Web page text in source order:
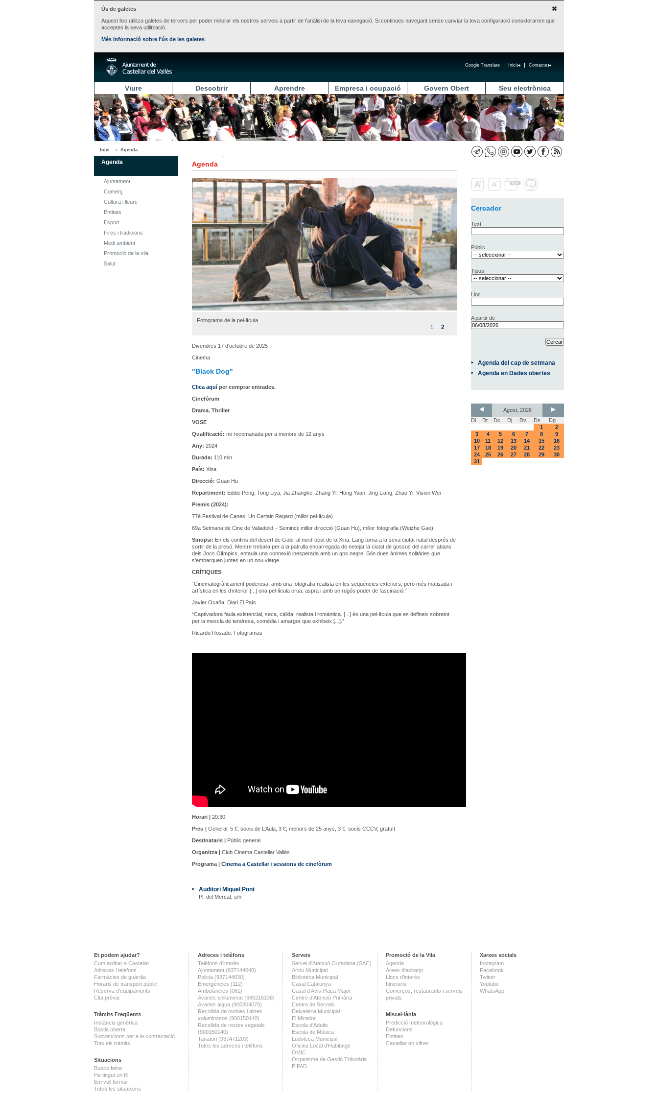
Ús de galetes
Aquest lloc utilitza galetes de tercers per poder millorar els nostres serveis a partir de l'anàlisi de la teva navegació. Si continues navegant sense canviar la teva configuració considerarem que
acceptes la seva utilització.
Més informació sobre l'ús de les galetes
Contacte
Inici
Google Translate
Viure Descobrir Aprendre Empresa i ocupació Govern Obert Seu electrònica
Inici Agenda
Agenda
Ajuntament
Comerç
Cultura i lleure
Entitats
Esport
Fires i tradicions
Medi ambient
Promoció de la vila
Salut
Agenda
Fotograma de la pel·lícula.
1
2
Divendres 17 d'octubre de 2025
Cinema
"Black Dog"
Clica aquí per comprar entrades.
Cinefòrum
Drama. Thriller
VOSE
Qualificació: no recomanada per a menors de 12 anys
Any: 2024
Durada: 110 min
País: Xina
Direcció: Guan Hu
Repartiment: Eddie Peng, Tong Liya, Jia Zhangke, Zhang Yi, Hong Yuan, Jing Liang, Zhao Yi, Vision Wei
Premis (2024):
77è Festival de Canes: Un Certain Regard (millor pel·lícula)
69a Setmana de Cine de Valladolid – Seminci: millor direcció (Guan Hu), millor fotografia (Weizhe Gao)
Sinopsi: En els confins del desert de Gobi, al nord-oest de la Xina, Lang torna a la seva ciutat natal després de
sortir de la presó. Mentre treballa per a la patrulla encarregada de netejar la ciutat de gossos del carrer abans
dels Jocs Olímpics, entaula una connexió inesperada amb un gos negre. Són dues ànimes solitàries que
s’embarquen juntes en un nou viatge.
CRÍTIQUES
“Cinematogràficament poderosa, amb una fotografia realista en les seqüències exteriors, però més matisada i
artística en les d’interior [...] una pel·lícula crua, aspra i amb un rugós poder de fascinació.”
Javier Ocaña: Diari El País
“Captivadora faula existencial, seca, càlida, realista i romàntica. [...] és una pel·lícula que es defineix sobretot
per la mescla de tendresa, comèdia i amargor que exhibeix [...].”
Ricardo Rosado: Fotogramas
Horari | 20:30
Preu | General, 5 €; socis de L’Aula, 3 €; menors de 25 anys, 3 €; socis CCCV, gratuït
Destinataris | Públic general
Organitza | Club Cinema Castellar Vallès
Programa | Cinema a Castellari sessions de cinefòrum
Auditori Miquel Pont
Pl. del Mercat, s/n
Cercador
Text
Públic
Tipus
Lloc
A partir de
Agenda del cap de setmana
Agenda en Dades obertes
Agost, 2026
Dl
Dt Dc Dj Dv Ds
Dg
1
2
3
4 5 6 7 8
9
10
11 12 13 14 15
16
17
18 19 20 21 22
23
24
25 26 27 28 29
30
31
Et podem ajudar?
Com arribar a Castellar
Adreces i telèfons
Farmàcies de guàrdia
Horaris de transport públic
Reserva d'equipaments
Cita prèvia
Tràmits Freqüents
Instància genèrica
Bústia oberta
Subvencions per a la contractació
Tots els tràmits
Situacions
Busco feina
He tingut un fill
Em vull formar
Totes les situacions
Adreces i telèfons
Telèfons d'interès
Ajuntament (937144040)
Policia (937144830)
Emergències (112)
Ambulàncies (061)
Avaries enllumenat (686216138)
Avaries aigua (900304070)
Recollida de mobles i altres
voluminosos (900150140)
Recollida de restes vegetals
(900150140)
Tanatori (937471203)
Totes les adreces i telèfons
Serveis
Servei d'Atenció Ciutadana (SAC)
Arxiu Municipal
Biblioteca Municipal
Casal Catalunya
Casal d'Avis Plaça Major
Centre d'Atenció Primària
Centre de Serveis
Deixalleria Municipal
El Mirador
Escola d'Adults
Escola de Música
Ludoteca Municipal
Oficina Local d'Habitatge
OMIC
Organisme de Gestió Tributària
PIPAD
Promoció de la Vila
Agenda
Àrees d'esbarjo
Llocs d'interès
Itineraris
Comerços, restaurants i serveis
privats
Miscel·lània
Predicció meteorològica
Defuncions
Entitats
Castellar en xifres
Xarxes socials
Instagram
Facebook
Twitter
Youtube
WhatsApp